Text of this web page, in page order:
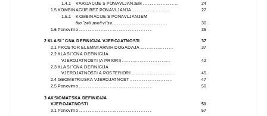
1.4.1
VARIJACIJE S PONAVLJANJEM . . . . . . . . . . . . . . . .
24
1.5 KOMBINACIJE BEZ PONAVLJANJA . . . . . . . . . . . . . . . . .
27
1.5.1 KOMBINACIJE S PONAVLJANJEM
tko ˇzeli znati viˇse. . . . . . . . . . . . . . . . . . . . . . . . . .
30
1.6 Ponovimo . . . . . . . . . . . . . . . . . . . . . . . . . . . . . . . . .
35
2 KLASI ˇ CNA DEFINICIJA VJEROJATNOSTI
37
2.1 PROSTOR ELEMNTARNIH DOGADAJA . . . . . . . . . . . . . . .
37
2.2 KLASI ˇCNA DEFINICIJA
VJEROJATNOSTI (A PRIORI) . . . . . . . . . . . . . . . . . . . . . .
42
2.3 KLASI ˇCNA DEFINICIJA
VJEROJATNOSTI A POSTERIORI . . . . . . . . . . . . . . . . . . .
45
2.4 GEOMETRIJSKA VJEROJATNOST . . . . . . . . . . . . . . . . . . .
47
2.5 Ponovimo . . . . . . . . . . . . . . . . . . . . . . . . . . . . . . . . .
50
3 AKSIOMATSKA DEFINICIJA
VJEROJATNOSTI
51
3.1 Ponovimo . . . . . . . . . . . . . . . . . . . . . . . . . . . . . . . . .
57